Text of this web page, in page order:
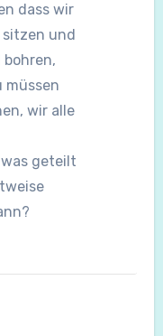
dass wir
und
bohren,
müssen
wir alle
geteilt